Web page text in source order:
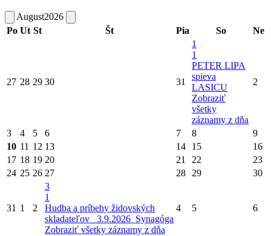
August2026
Po Ut St Št Pia So Ne
27 28 29 30 31
1
1
PETER LIPA
spieva
LASICU
Zobraziť
všetky
záznamy z dňa
2
3 4 5 6 7 8
9
10 11 12 13 14 15
16
17 18 19 20 21 22
23
24 25 26 27 28 29 30
31 1 2
3
1
Hudba a príbehy židovských
skladateľov_ 3.9.2026_Synagóga
Zobraziť všetky záznamy z dňa
4 5 6